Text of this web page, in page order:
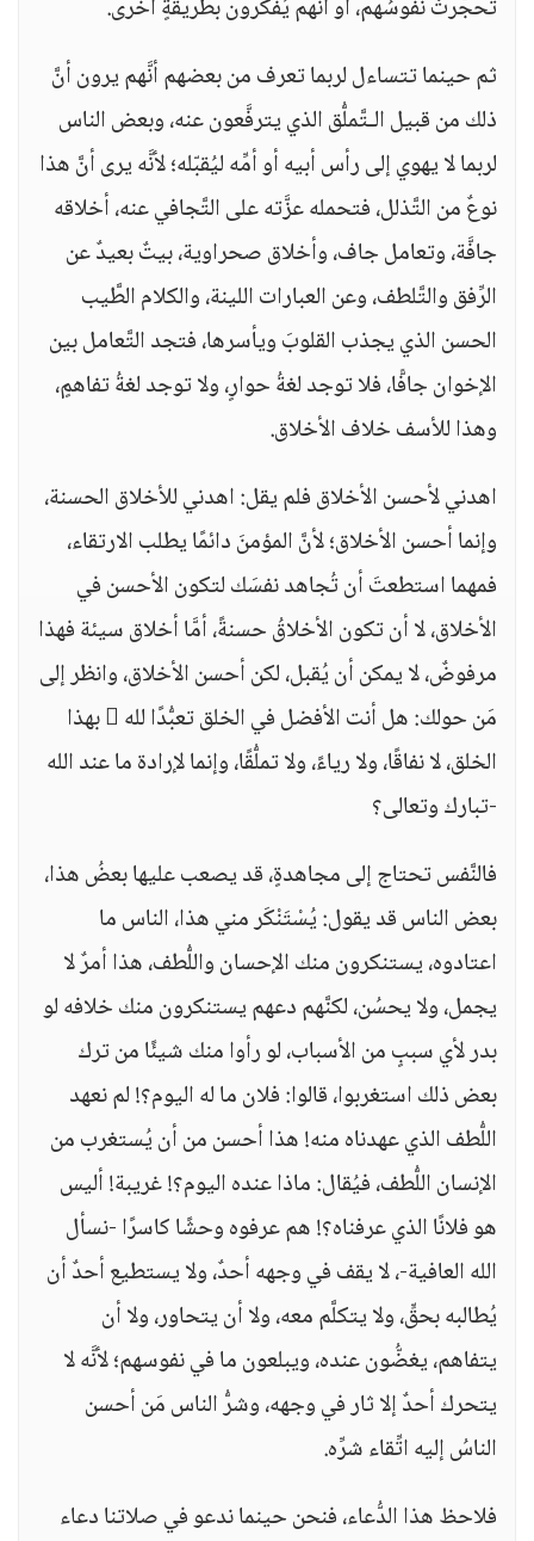
تحجَّرتْ نفوسُهم، أو أنَّهم يُفكِّرون بطريقةٍ أخرى.
ثم حينما تتساءل لربما تعرف من بعضهم أنَّهم يرون أنَّ
ذلك من قبيل الـتَّملُّق الذي يترفَّعون عنه، وبعض الناس
لربما لا يهوي إلى رأس أبيه أو أمِّه ليُقبّله؛ لأنَّه يرى أنَّ هذا
نوعٌ من التَّذلل، فتحمله عزَّته على التَّجافي عنه، أخلاقه
جافَّة، وتعامل جاف، وأخلاق صحراوية، بيتٌ بعيدٌ عن
الرِّفق والتَّلطف، وعن العبارات اللينة، والكلام الطَّيب
الحسن الذي يجذب القلوبَ ويأسرها، فتجد التَّعامل بين
الإخوان جافًّا، فلا توجد لغةُ حوارٍ، ولا توجد لغةُ تفاهمٍ،
وهذا للأسف خلاف الأخلاق.
اهدني لأحسن الأخلاق فلم يقل: اهدني للأخلاق الحسنة،
وإنما أحسن الأخلاق؛ لأنَّ المؤمنَ دائمًا يطلب الارتقاء،
فمهما استطعتَ أن تُجاهد نفسَك لتكون الأحسن في
الأخلاق، لا أن تكون الأخلاقُ حسنةً، أمَّا أخلاق سيئة فهذا
مرفوضٌ، لا يمكن أن يُقبل، لكن أحسن الأخلاق، وانظر إلى
مَن حولك: هل أنت الأفضل في الخلق تعبُّدًا لله  بهذا
الخلق، لا نفاقًا، ولا رياءً، ولا تملُّقًا، وإنما لإرادة ما عند الله
-تبارك وتعالى؟
فالنَّفس تحتاج إلى مجاهدةٍ، قد يصعب عليها بعضُ هذا،
بعض الناس قد يقول: يُسْتَنْكَر مني هذا، الناس ما
اعتادوه، يستنكرون منك الإحسان واللُّطف، هذا أمرٌ لا
يجمل، ولا يحسُن، لكنَّهم دعهم يستنكرون منك خلافه لو
بدر لأي سببٍ من الأسباب، لو رأوا منك شيئًا من ترك
بعض ذلك استغربوا، قالوا: فلان ما له اليوم؟! لم نعهد
اللُّطف الذي عهدناه منه! هذا أحسن من أن يُستغرب من
الإنسان اللُّطف، فيُقال: ماذا عنده اليوم؟! غريبة! أليس
هو فلانًا الذي عرفناه؟! هم عرفوه وحشًا كاسرًا -نسأل
الله العافية-، لا يقف في وجهه أحدٌ، ولا يستطيع أحدٌ أن
يُطالبه بحقٍّ، ولا يتكلَّم معه، ولا أن يتحاور، ولا أن
يتفاهم، يغضُّون عنده، ويبلعون ما في نفوسهم؛ لأنَّه لا
يتحرك أحدٌ إلا ثار في وجهه، وشرُّ الناس مَن أحسن
الناسُ إليه اتِّقاء شرِّه.
فلاحظ هذا الدُّعاء، فنحن حينما ندعو في صلاتنا دعاء